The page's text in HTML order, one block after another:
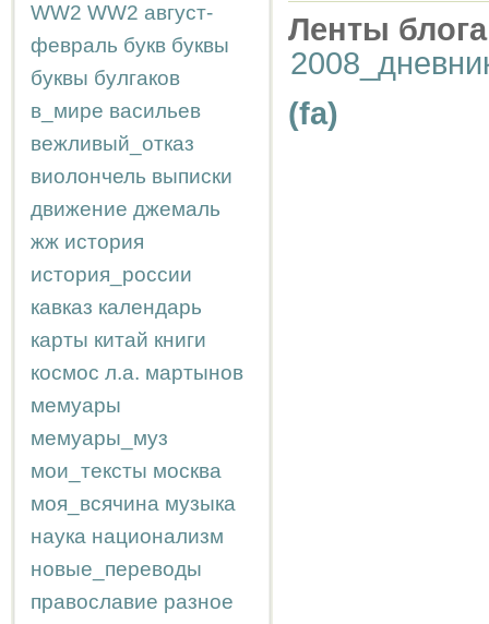
WW2 WW2 август-
февраль букв буквы
буквы булгаков
в_мире васильев
вежливый_отказ
виолончель выписки
движение джемаль
жж история
история_россии
кавказ календарь
карты китай книги
космос л.а. мартынов
мемуары
мемуары_муз
мои_тексты москва
моя_всячина музыка
наука национализм
новые_переводы
православие разное
Ленты
(fa)